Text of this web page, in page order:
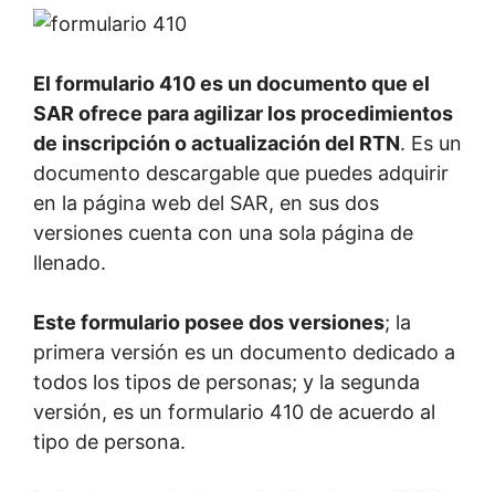
El formulario 410 es un documento que el
SAR ofrece para agilizar los procedimientos
de inscripción o actualización del RTN. Es un
documento descargable que puedes adquirir
en la página web del SAR, en sus dos
versiones cuenta con una sola página de
llenado.
Este formulario posee dos versiones; la
primera versión es un documento dedicado a
todos los tipos de personas; y la segunda
versión, es un formulario 410 de acuerdo al
tipo de persona.